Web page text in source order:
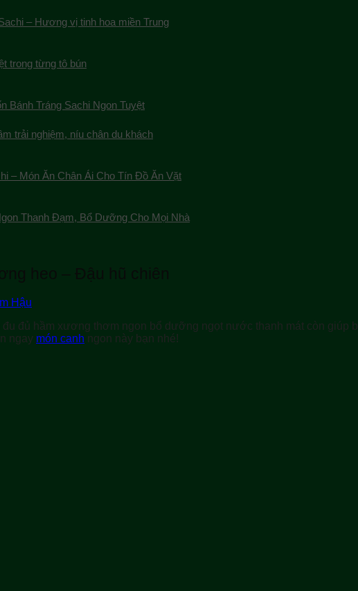
– Hương vị tinh hoa miền Trung
trong từng tô bún
Bánh Tráng Sachi Ngon Tuyệt
trải nghiệm, níu chân du khách
– Món Ăn Chân Ái Cho Tín Đồ Ăn Vặt
Thanh Đạm, Bổ Dưỡng Cho Mọi Nhà
heo – Đậu hũ chiên
Hậu
đủ hầm xương thơm ngon bổ dưỡng ngọt nước thanh mát còn giúp
ngay món canh ngon này bạn nhé!